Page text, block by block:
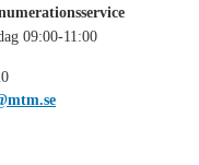
09:00-11:00